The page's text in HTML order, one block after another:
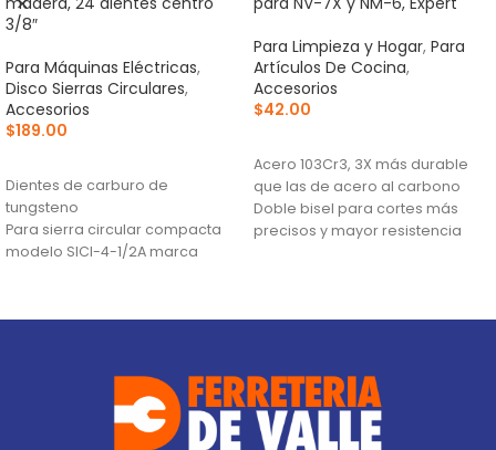
3/8″
Para Máquinas Eléctricas,
Disco Sierras Circulares,
Accesorios
$189.00
Dientes de carburo de
tungsteno
Para sierra circular compacta
modelo SICI-4-1/2A marca
Para Limpieza y Hogar, Para
Artículos De Cocina,
Accesorios
$42.00
Acero 103Cr3, 3X más durable
que las de acero al carbono
Doble bisel para cortes más
precisos y mayor resistencia